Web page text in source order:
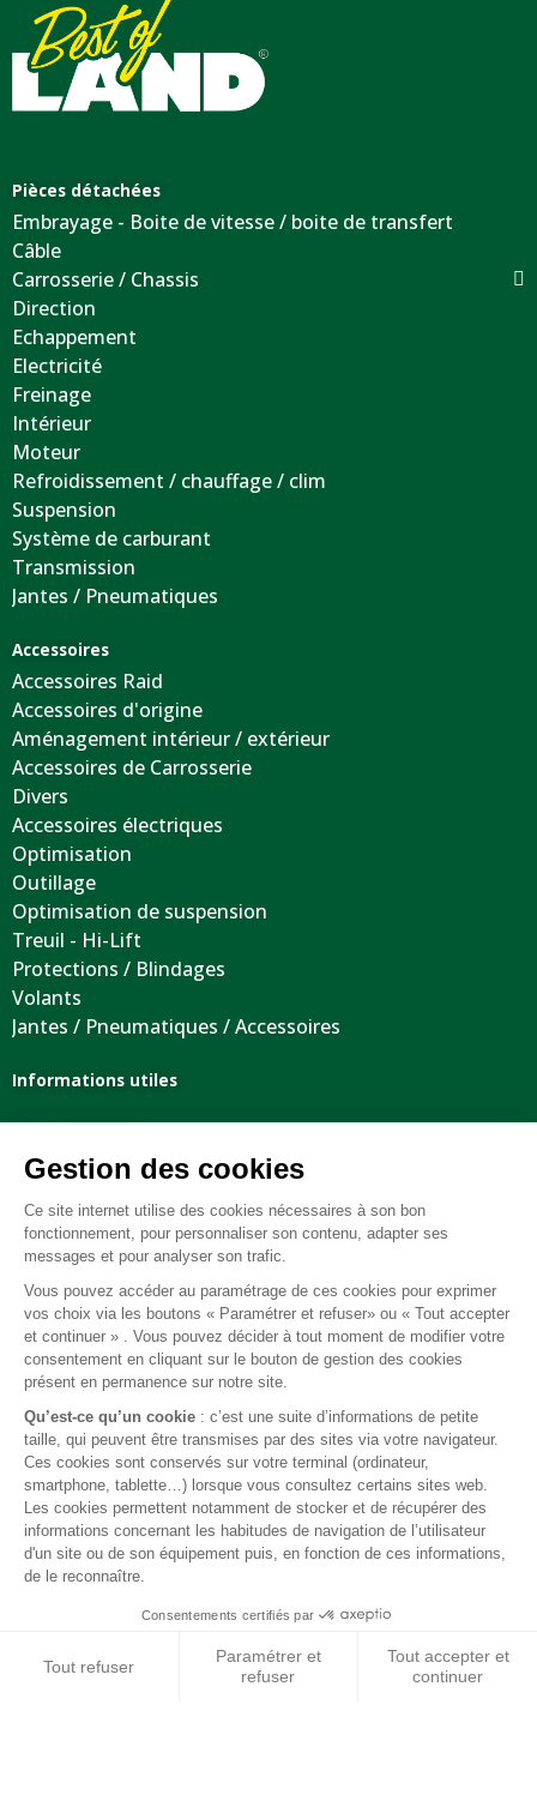
Pièces détachées
Embrayage - Boite de vitesse / boite de transfert
Câble
Carrosserie / Chassis
Direction
Echappement
Electricité
Freinage
Intérieur
Moteur
Refroidissement / chauffage / clim
Suspension
Système de carburant
Transmission
Jantes / Pneumatiques
Accessoires
Accessoires Raid
Accessoires d'origine
Aménagement intérieur / extérieur
Accessoires de Carrosserie
Divers
Accessoires électriques
Optimisation
Outillage
Optimisation de suspension
Treuil - Hi-Lift
Protections / Blindages
Volants
Jantes / Pneumatiques / Accessoires
Informations utiles
Mentions légales
FAQ
© 2026 BEST OF LAND - Tous droits réservés